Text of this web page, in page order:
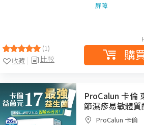
(1)
比較
收藏
屏障
購
ProCalun 卡倫
節濕疹易敏體
ProCalun 卡倫